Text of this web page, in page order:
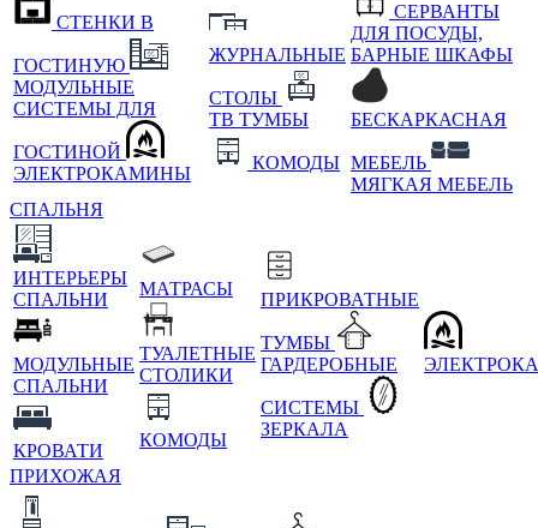
СТЕНКИ В
ГОСТИНУЮ
МОДУЛЬНЫЕ
СИСТЕМЫ ДЛЯ
ГОСТИНОЙ
ЭЛЕКТРОКАМИНЫ
ЖУРНАЛЬНЫЕ
СТОЛЫ
ТВ ТУМБЫ
КОМОДЫ
СЕРВАНТЫ
ДЛЯ ПОСУДЫ,
БАРНЫЕ ШКАФЫ
БЕСКАРКАСНАЯ
МЕБЕЛЬ
МЯГКАЯ МЕБЕЛЬ
СПАЛЬНЯ
ИНТЕРЬЕРЫ
СПАЛЬНИ
МОДУЛЬНЫЕ
СПАЛЬНИ
КРОВАТИ
МАТРАСЫ
ТУАЛЕТНЫЕ
СТОЛИКИ
КОМОДЫ
ПРИКРОВАТНЫЕ
ТУМБЫ
ГАРДЕРОБНЫЕ
СИСТЕМЫ
ЗЕРКАЛА
ПРИХОЖАЯ